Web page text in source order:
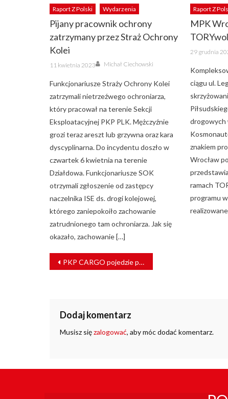
Raport Z Polski Wydarzenia
Pijany pracownik ochrony
zatrzymany przez Straż Ochrony
Kolei
Posted
on
11 kwietnia 2023 Author
Michał Ciechowski
Funkcjonariusze Straży Ochrony Kolei
zatrzymali nietrzeźwego ochroniarza,
który pracował na terenie Sekcji
Eksploatacyjnej PKP PLK. Mężczyźnie
grozi teraz areszt lub grzywna oraz kara
dyscyplinarna. Do incydentu doszło w
czwartek 6 kwietnia na terenie
Działdowa. Funkcjonariusze SOK
otrzymali zgłoszenie od zastępcy
naczelnika ISE ds. drogi kolejowej,
którego zaniepokoiło zachowanie
zatrudnionego tam ochroniarza. Jak się
okazało, zachowanie […]
Raport Z
MPK
Posted
on
29 grudnia
ciągu ul.
drogowych
znakiem
Wrocław
ramach
programu
NAWIGACJA
WPISU
PKP CARGO pojedzie parowozami na trasie z Chabówki do Nowego Targu. Prezes UTK wydał zgodę
Dodaj komentarz
Musisz sięzalogować, aby móc dodać komentarz.